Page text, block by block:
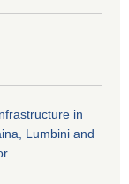
in
Lumbini and